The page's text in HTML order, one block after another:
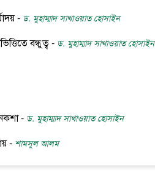
- ড. মুহাম্মাদ সাখাওয়াত হোসাইন
বন্ধুত্ব - ড. মুহাম্মাদ সাখাওয়াত হোসাইন
- ড. মুহাম্মাদ সাখাওয়াত হোসাইন
- শামসুল আলম